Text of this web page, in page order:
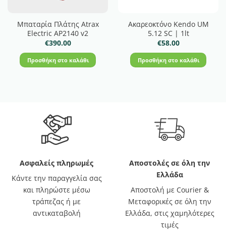
Μπαταρία Πλάτης Atrax
Electric AP2140 v2
€390.00
Προσθήκη στο καλάθι
Ακαρεοκτόνο Kendo UM
5.12 SC | 1lt
€58.00
Προσθήκη στο καλάθι
Ασφαλείς πληρωμές
Κάντε την παραγγελία σας
και πληρώστε μέσω
τράπεζας ή με
αντικαταβολή
Αποστολές σε όλη την
Ελλάδα
Αποστολή με Courier &
Μεταφορικές σε όλη την
Ελλάδα, στις χαμηλότερες
τιμές